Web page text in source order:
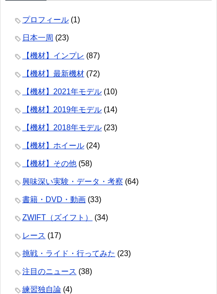
プロフィール (1)
日本一周 (23)
【機材】インプレ (87)
【機材】最新機材 (72)
【機材】2021年モデル (10)
【機材】2019年モデル (14)
【機材】2018年モデル (23)
【機材】ホイール (24)
【機材】その他 (58)
興味深い実験・データ・考察 (64)
書籍・DVD・動画 (33)
ZWIFT（ズイフト） (34)
レース (17)
挑戦・ライド・行ってみた (23)
注目のニュース (38)
練習独自論 (4)